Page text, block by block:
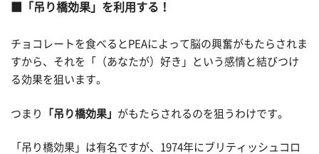
「吊り橋効果」を利用する！
チョコレートを食べるとPEAによって脳の興奮がもたらされま
すから、それを「（あなたが）好き」という感情と結びつけ
る効果を狙います。
つまり 「吊り橋効果」 がもたらされるのを狙うわけです。
「吊り橋効果」は有名ですが、1974年にブリティッシュコロ